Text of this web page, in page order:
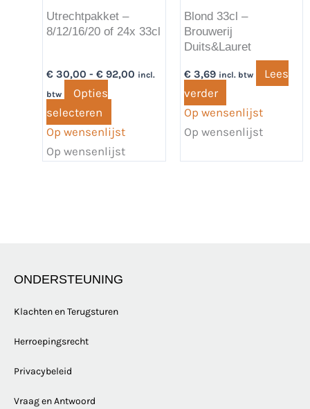
Utrechtpakket –
8/12/16/20 of 24x 33cl
€ 30,00 - € 92,00 incl.
btw
Opties
selecteren
kan
de
productpagina
Op wensenlijst
Op wensenlijst
Blond 33cl –
Brouwerij
Duits&Lauret
€3,69 incl. btw
Lees
verder
Op wensenlijst
Op wensenlijst
ONDERSTEUNING
Klachten en Terugsturen
Herroepingsrecht
Privacybeleid
Vraag en Antwoord